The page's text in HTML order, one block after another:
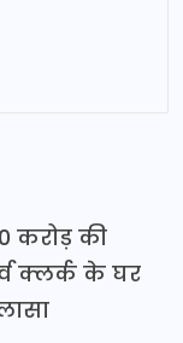
करोड़ की
क्लर्क के घर